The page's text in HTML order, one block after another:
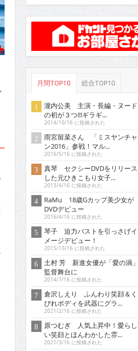
月間TOP10 総合TOP10
瀧内公美 主演・長編・ヌード
の初が３つ!!!ギラギ...
2014/10/16 に投稿された
雨宮留菜さん 「ミスヤンチャ
ン2016」参戦！マル...
2016/5/16 に投稿された
真琴 セクシーDVDをリリース
した元ひきこもり女子...
2013/4/16 に投稿された
RaMu 18歳Gカップ美少女が
DVDデビュー
2016/4/16 に投稿された
琴子 迫力バストを引っさげイ
メージデビュー！
2015/10/16 に投稿された
土村 芳 新進女優が「愛の渦」
監督舞台に
2014/7/16 に投稿された
倉沢しえり ふんわり笑顔＆く
びれボディを武器にグラ...
2021/2/16 に投稿された
原つむぎ 人気上昇中！愛らし
い笑顔とほんわかした雰...
2021/3/16 に投稿された